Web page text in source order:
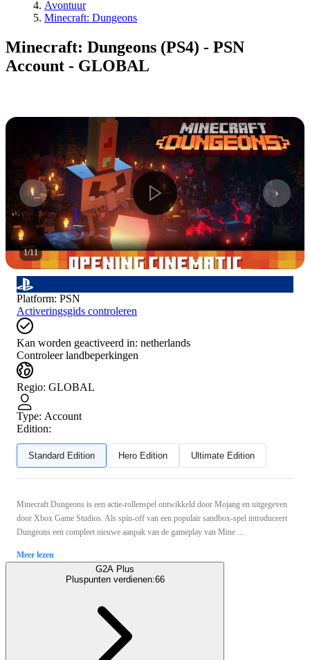
Avontuur
Minecraft: Dungeons
Minecraft: Dungeons (PS4) - PSN
Account - GLOBAL
1/11
Platform: PSN
Activeringsgids controleren
Kan worden geactiveerd in: netherlands
Controleer landbeperkingen
Regio: GLOBAL
Type: Account
Edition:
Standard Edition Hero Edition Ultimate Edition
Minecraft Dungeons is een actie-rollenspel ontwikkeld door Mojang en uitgegeven
door Xbox Game Studios. Als spin-off van een populair sandbox-spel introduceert
Dungeons een compleet nieuwe aanpak van de gameplay van Mine ...
Meer lezen
G2A Plus
Pluspunten verdienen:66